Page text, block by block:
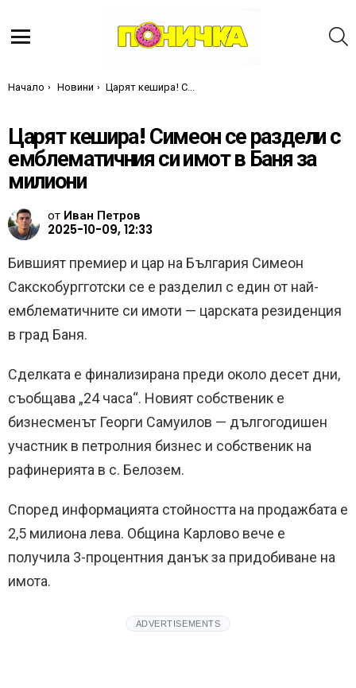
Ти си тук:
Начало Новини Царят кешира! Симеон се раздели с емблематичния си имот в Баня за милиони
Царят кешира! Симеон се раздели с
емблематичния си имот в Баня за
милиони
от Иван Петров
2025-10-09, 12:33
Бившият премиер и цар на България Симеон
Сакскобургготски се е разделил с един от най-
емблематичните си имоти — царската резиденция
в град Баня.
Сделката е финализирана преди около десет дни,
съобщава „24 часа“. Новият собственик е
бизнесменът Георги Самуилов — дългогодишен
участник в петролния бизнес и собственик на
рафинерията в с. Белозем.
Според информацията стойността на продажбата е
2,5 милиона лева. Община Карлово вече е
получила 3-процентния данък за придобиване на
имота.
ADVERTISEMENTS